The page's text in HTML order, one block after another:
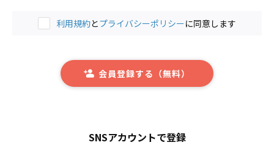
SNSアカウントで登録
利用規約とプライバシーポリシーに同意します
会員登録する（無料）